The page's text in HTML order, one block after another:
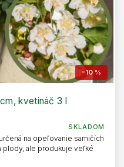
–10 %
kvetináč 3 l
SKLADOM
na opeľovanie samičích
plody, ale produkuje veľké